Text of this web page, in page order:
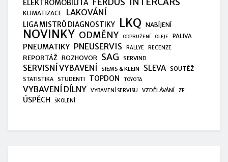
ELEKTROMOBILITA
KLIMATIZACE LAKOVÁNÍ
LIGA MISTRŮ DIAGNOSTIKY LKQ NABÍJENÍ
NOVINKY ODMĚNY ODPRUŽENÍ OLEJE PALIVA
PNEUMATIKY PNEUSERVIS RALLYE RECENZE
REPORTÁŽ ROZHOVOR SAG SERVIND
SERVISNÍ VYBAVENÍ SIEMS & KLEIN SLEVA SOUTĚŽ
STATISTIKA STUDENTI TOPDON TOYOTA
VYBAVENÍ DÍLNY VYBAVENÍ SERVISU VZDĚLÁVÁNÍ ZF
ÚSPĚCH ŠKOLENÍ